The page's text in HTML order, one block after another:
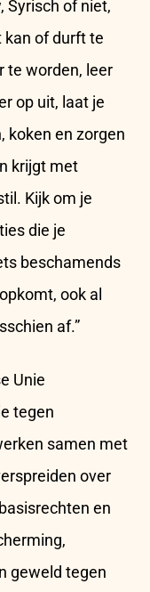
Syrisch of niet,
kan of durft te
te worden, leer
op uit, laat je
koken en zorgen
krijgt met
Kijk om je
die je
beschamends
ook al
af.”
Unie
tegen
samen met
over
en
geweld tegen